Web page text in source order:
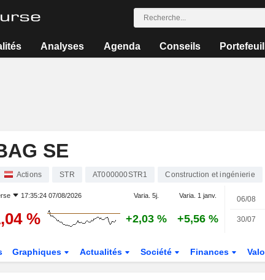
Analyses Agenda Conseils
SE
Actions STR AT000000STR1 Construction et ingénierie
17:35:24 07/08/2026 Varia. 5j. Varia. 1 janv.
% +2,03 % +5,56 %
06/08
30/07
Graphiques Actualités Société Finances